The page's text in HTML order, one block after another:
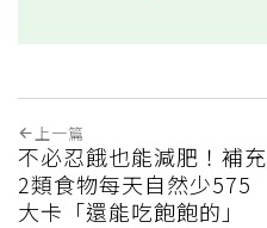
上一篇
不必忍餓也能減肥！補充
2類食物每天自然少575
大卡「還能吃飽飽的」